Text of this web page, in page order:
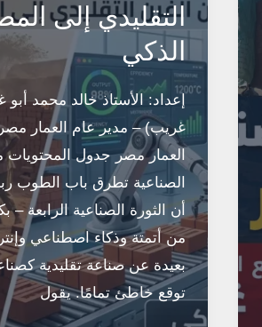
التقليدي إلى
الذكي
إعداد: الأستاذ خالد محمد
غريب) – مدير عام العمار
العمار مصر جدول المحتويات
الصناعية تطرق باب الطوب
أن الثورة الصناعية الرابعة –
من أتمتة وذكاء اصطناعي
بعيدة عن صناعة تقليدية
توقع خاطئ تمامًا. يقول